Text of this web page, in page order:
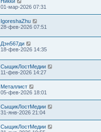
01-мар-2026 07:31
IgoreshaZhu
28-фев-2026 07:51
Дэн567ди
18-фев-2026 14:35
СыщикЛостМедии
11-фев-2026 14:27
Металлист
05-фев-2026 18:01
СыщикЛостМедии
31-янв-2026 21:04
СыщикЛостМедии